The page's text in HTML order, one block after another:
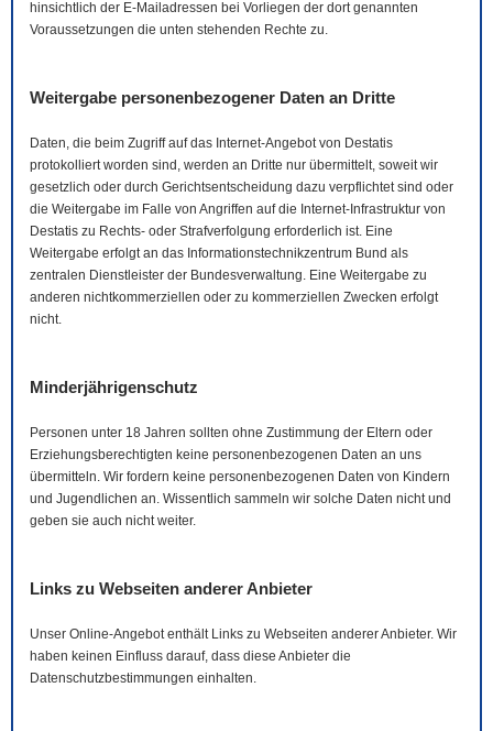
hinsichtlich der E-Mail adressen bei Vorliegen der dort genannten
Voraussetzungen die unten stehenden Rechte zu.
Weitergabe personenbezogener Daten an Dritte
Daten, die beim Zugriff auf das Internet-Angebot von Destatis
protokolliert worden sind, werden an Dritte nur übermittelt, soweit wir
gesetzlich oder durch Gerichtsentscheidung dazu verpflichtet sind oder
die Weitergabe im Falle von Angriffen auf die Internet-Infrastruktur von
Destatis zu Rechts- oder Strafverfolgung erforderlich ist. Eine
Weitergabe erfolgt an das Informationstechnikzentrum Bund als
zentralen Dienstleister der Bundesverwaltung. Eine Weitergabe zu
anderen nichtkommerziellen oder zu kommerziellen Zwecken erfolgt
nicht.
Minderjährigenschutz
Personen unter 18 Jahren sollten ohne Zustimmung der Eltern oder
Erziehungsberechtigten keine personenbezogenen Daten an uns
übermitteln. Wir fordern keine personenbezogenen Daten von Kindern
und Jugendlichen an. Wissentlich sammeln wir solche Daten nicht und
geben sie auch nicht weiter.
Links zu Webseiten anderer Anbieter
Unser Online-Angebot enthält Links zu Webseiten anderer Anbieter. Wir
haben keinen Einfluss darauf, dass diese Anbieter die
Datenschutzbestimmungen einhalten.